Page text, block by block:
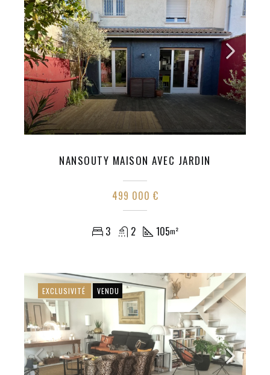
NANSOUTY MAISON AVEC JARDIN
499 000 €
3 2 105m²
EXCLUSIVITÉ VENDU